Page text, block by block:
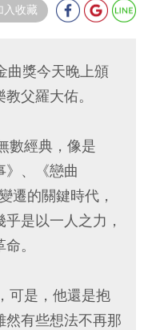
入收藏
獎今天晚上頒
父羅大佑。
數經典，像是
》、《戀曲
遷的關鍵時代，
是以一人之力，
。
可是，他還是抱
然有些想法不再那